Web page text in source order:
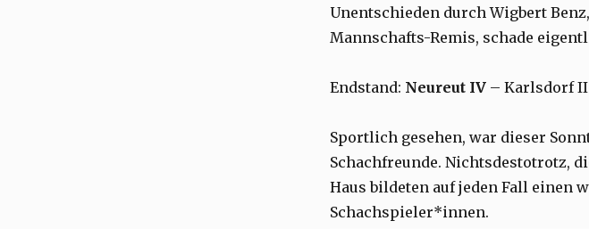
Unentschieden durch Wigbert
Mannschafts-Remis, schade
Endstand: Neureut IV – Karlsdorf II
Sportlich gesehen, war dieser
Schachfreunde. Nichtsdestotrotz,
Haus bildeten auf jeden Fall einen
Schachspieler*innen.